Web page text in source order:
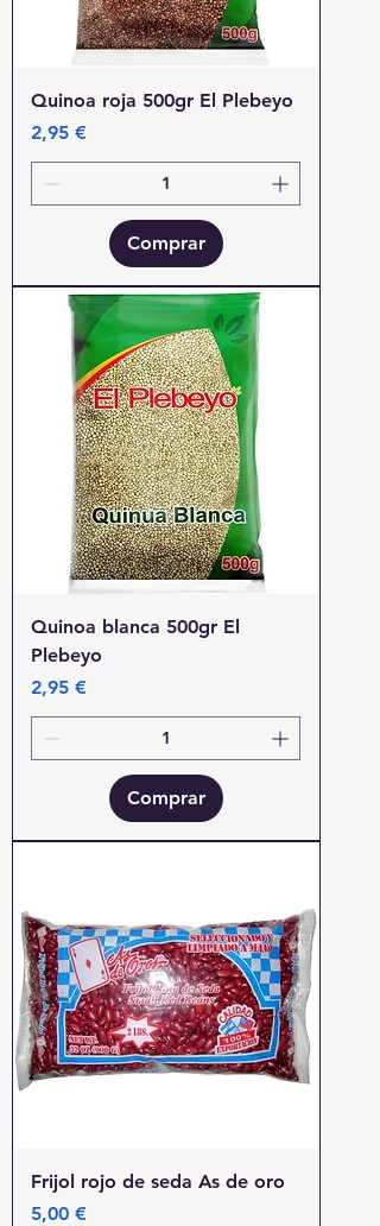
Quinoa roja 500gr El Plebeyo
Precio
2,95 €
Comprar
Quinoa blanca 500gr El
Plebeyo
Precio
2,95 €
Comprar
Frijol rojo de seda As de oro
Precio
5,00 €